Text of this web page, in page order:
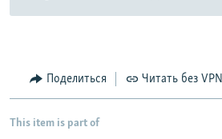
Поделиться Читать без VPN
This item is part of